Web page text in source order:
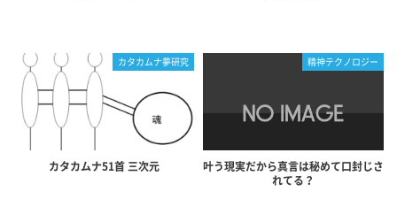
カタカムナ夢研究
カタカムナ51首 三次元
精神テクノロジー
叶う現実だから真言は秘めて口封じさ
れてる？